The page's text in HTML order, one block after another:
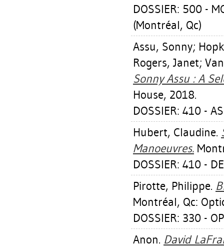
DOSSIER: 500 -
(Montréal, Qc)
Assu, Sonny;
Rogers, Janet;
Sonny Assu : A
House, 2018.
DOSSIER: 410 -
Hubert, Claudine.
Manoeuvres.
DOSSIER: 410 -
Pirotte, Philippe.
Montréal, Qc:
DOSSIER: 330 -
Anon. David